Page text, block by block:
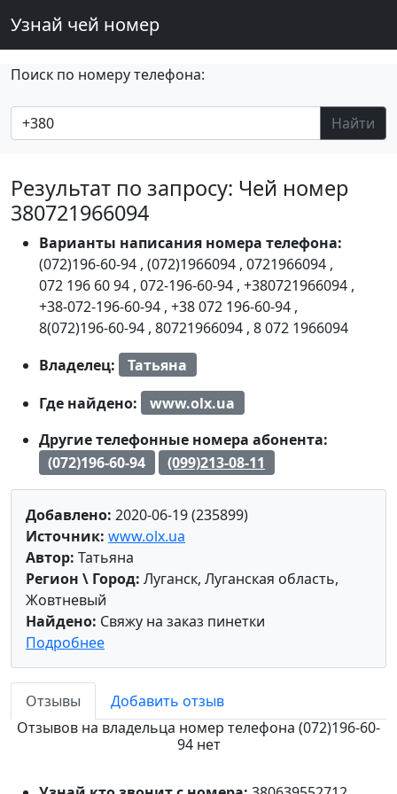
Узнай чей номер
Поиск по номеру телефона:
Найти
Результат по запросу: Чей номер
380721966094
Варианты написания номера телефона:
(072)196-60-94 , (072)1966094 , 0721966094 ,
072 196 60 94 , 072-196-60-94 , +380721966094 ,
+38-072-196-60-94 , +38 072 196-60-94 ,
8(072)196-60-94 , 80721966094 , 8 072 1966094
Владелец:
Татьяна
Где найдено:
www.olx.ua
Другие телефонные номера абонента:
(072)196-60-94
(099)213-08-11
Добавлено: 2020-06-19 (235899)
Источник: www.olx.ua
Автор: Татьяна
Регион \ Город: Луганск, Луганская область,
Жовтневый
Найдено: Свяжу на заказ пинетки
Подробнее
Отзывы
Добавить отзыв
Отзывов на владельца номер телефона (072)196-60-
94 нет